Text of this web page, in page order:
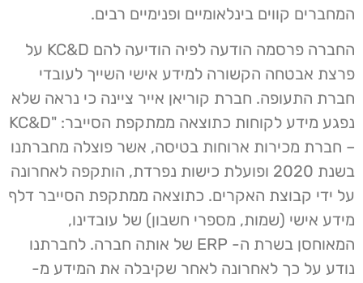
המחברים קווים בינלאומיים ופנימיים רבים.
החברה פרסמה הודעה לפיה הודיעה להם KC&D על
פרצת אבטחה הקשורה למידע אישי השייך לעובדי
חברת התעופה. חברת קוריאן אייר ציינה כי נראה שלא
נפגע מידע לקוחות כתוצאה ממתקפת הסייבר: "KC&D
– חברת מכירות ארוחות בטיסה, אשר פוצלה מחברתנו
בשנת 2020 ופועלת כישות נפרדת, הותקפה לאחרונה
על ידי קבוצת האקרים. כתוצאה ממתקפת הסייבר דלף
מידע אישי (שמות, מספרי חשבון) של עובדינו,
המאוחסן בשרת ה- ERP של אותה חברה. לחברתנו
נודע על כך לאחרונה לאחר שקיבלה את המידע מ-